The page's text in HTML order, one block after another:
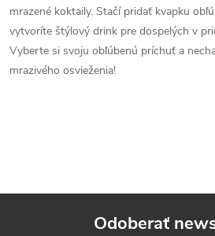
mrazené koktaily. Stačí pridať kvapku
vytvoríte štýlový drink pre dospelých v
Vyberte si svoju obľúbenú príchuť a
mrazivého osvieženia!
Odoberať